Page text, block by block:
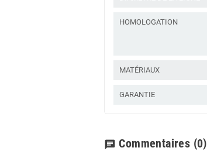
HOMOLOGATION
MATÉRIAUX
GARANTIE
chat Commentaires (0)